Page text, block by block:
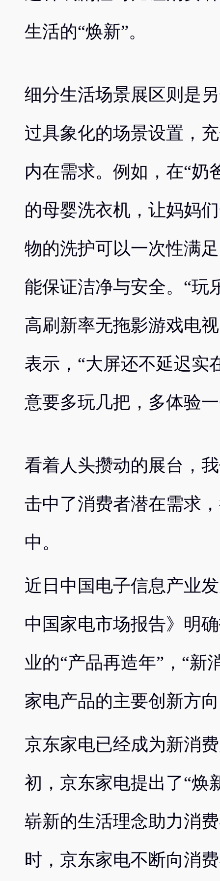
生活的“焕新”。
细分生活场景展区则是
过具象化的场景设置，
内在需求。例如，在“奶
的母婴洗衣机，让妈妈
物的洗护可以一次性满
能保证洁净与安全。“玩
高刷新率无拖影游戏电
表示，“大屏还不延迟实
意要多玩几把，多体验
看着人头攒动的展台，
击中了消费者潜在需求
中。
近日中国电子信息产业
中国家电市场报告》明
业的“产品再造年”，“新
家电产品的主要创新方
京东家电已经成为新消
初，京东家电提出了“焕
崭新的生活理念助力消
时，京东家电不断向消